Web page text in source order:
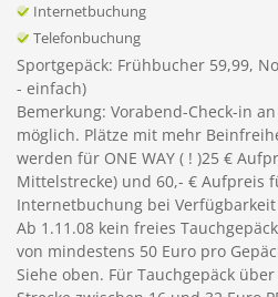
Internetbuchung
Telefonbuchung
Sportgepäck: Frühbucher 59,99,
- einfach)
Bemerkung: Vorabend-Check-in
möglich. Plätze mit mehr
werden für ONE WAY ( ! )25 €
Mittelstrecke) und 60,- € Aufpreis
Internetbuchung bei
Ab 1.11.08 kein freies
von mindestens 50 Euro pro
Siehe oben. Für Tauchgepäck